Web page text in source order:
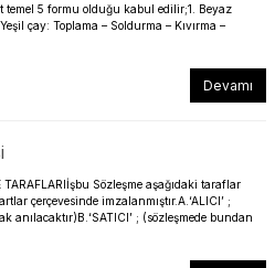
temel 5 formu olduğu kabul edilir;1. Beyaz
çay: Toplama – Soldurma – Kıvırma –
Devamı
Sözleşme aşağıdaki taraflar
çerçevesinde imzalanmıştır.A.‘ALICI’ ;
anılacaktır)B.‘SATICI’ ; (sözleşmede bundan